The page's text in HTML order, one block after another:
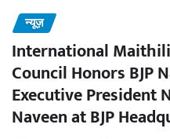
न्यूज़
International Maithili
Council Honors BJP
Executive President
Naveen at BJP